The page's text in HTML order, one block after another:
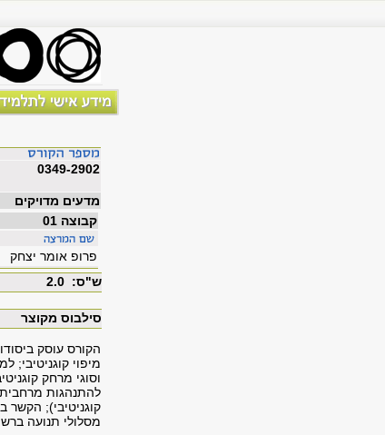
0349-2902
מדעים מדויקים
קבוצה 01
פרופ אומר יצחק
ש"ס: 2.0
סילבוס מקוצר
הקורס עוסק
מיפוי קוגניטיבי;
וסוגי מרחק
להתנהגות
קוגניטיבי); הקשר
מסלולי תנועה